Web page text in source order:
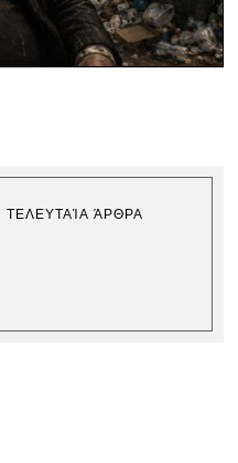
ΤΕΛΕΥΤΑΊΑ ΆΡΘΡΑ